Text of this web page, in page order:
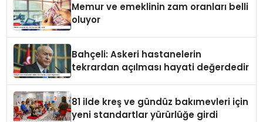
Memur ve emeklinin zam oranları belli
oluyor
Bahçeli: Askeri hastanelerin
tekrardan açılması hayati değerdedir
81 ilde kreş ve gündüz bakımevleri için
yeni standartlar yürürlüğe girdi